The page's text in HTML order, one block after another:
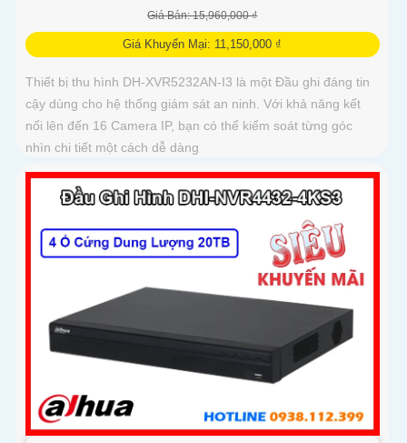
Giá Bán: 15,960,000 ₫
Giá Khuyến Mại: 11,150,000 ₫
Thiết bị thu hình DH-XVR5232AN-I3 là một Đầu ghi đáng tin
cậy dùng cho hệ thống giám sát an ninh. Với khả năng kết
nối lên đến 16 Camera IP, bạn có thể kiểm soát từng góc
nhìn chi tiết một cách dễ dàng